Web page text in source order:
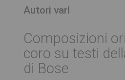
Autori vari
Composizioni
coro su testi
di Bose